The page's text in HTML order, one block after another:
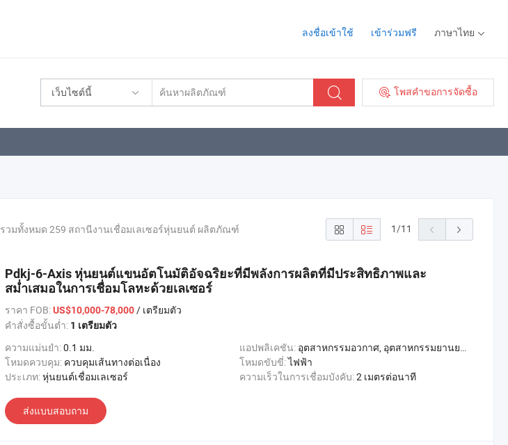
ลงชื่อเข้าใช้ เข้าร่วมฟรี ภาษาไทย
เว็บไซต์นี้ โพสคำขอการจัดซื้อ
รวมทั้งหมด 259 สถานีงานเชื่อมเลเซอร์หุ่นยนต์ ผลิตภัณฑ์ 1/11
Pdkj-6-Axis หุ่นยนต์แขนอัตโนมัติอัจฉริยะที่มีพลังการผลิตที่มีประสิทธิภาพและ
สม่ำเสมอในการเชื่อมโลหะด้วยเลเซอร์
ราคา FOB:US$10,000-78,000/ เตรียมตัว
คำสั่งซื้อขั้นต่ำ: 1 เตรียมตัว
ความแม่นยำ:0.1 มม. แอปพลิเคชัน: อุตสาหกรรมอวกาศ, อุตสาหกรรมยานยนต์, อุตสาหกรรมก่อสร้าง, อุตสาหกรรมการผลิตโลหะ, อุตสาหกรรมการผลิตเรือ
โหมดควบคุม: ควบคุมเส้นทางต่อเนื่อง โหมดขับขี่:ไฟฟ้า
ประเภท:หุ่นยนต์เชื่อมเลเซอร์ ความเร็วในการเชื่อมบังคับ:2 เมตรต่อนาที
ส่งแบบสอบถาม